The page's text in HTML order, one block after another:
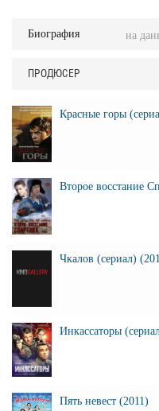
Биография на
ПРОДЮСЕР
Красные горы
Второе восстание
Чкалов (сериал)
Инкассаторы
Пять невест (2011)